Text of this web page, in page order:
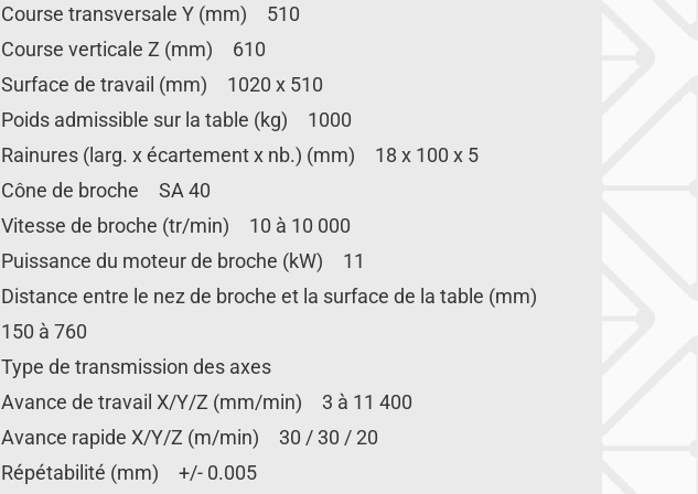
Course transversale Y (mm) 510
Course verticale Z (mm) 610
Surface de travail (mm) 1020 x 510
Poids admissible sur la table (kg) 1000
Rainures (larg. x écartement x nb.) (mm) 18 x 100 x 5
Cône de broche SA 40
Vitesse de broche (tr/min) 10 à 10 000
Puissance du moteur de broche (kW) 11
Distance entre le nez de broche et la surface de la table (mm)
150 à 760
Type de transmission des axes
Avance de travail X/Y/Z (mm/min) 3 à 11 400
Avance rapide X/Y/Z (m/min) 30 / 30 / 20
Répétabilité (mm) +/- 0.005